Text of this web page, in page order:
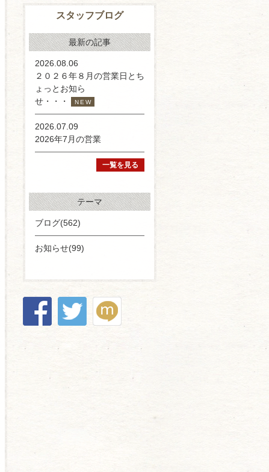
スタッフブログ
最新の記事
2026.08.06
２０２６年８月の営業日とち
ょっとお知ら
せ・・・
NEW
2026.07.09
2026年7月の営業
一覧を見る
テーマ
ブログ(562)
お知らせ(99)